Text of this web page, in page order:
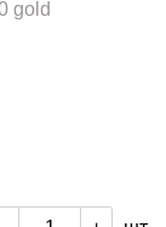
gold